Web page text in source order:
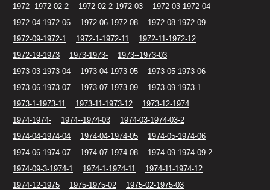
1972--1972-02-2
1972-02-2-1972-03
1972-03-1972-04
1972-04-1972-06
1972-06-1972-08
1972-08-1972-09
1972-09-1972-1
1972-1-1972-11
1972-11-1972-12
1972-19-1973
1973-1973-
1973--1973-03
1973-03-1973-04
1973-04-1973-05
1973-05-1973-06
1973-06-1973-07
1973-07-1973-09
1973-09-1973-1
1973-1-1973-11
1973-11-1973-12
1973-12-1974
1974-1974-
1974--1974-03
1974-03-1974-03-2
1974-04-1974-04
1974-04-1974-05
1974-05-1974-06
1974-06-1974-07
1974-07-1974-08
1974-09-1974-09-2
1974-09-3-1974-1
1974-1-1974-11
1974-11-1974-12
1974-12-1975
1975-1975-02
1975-02-1975-03